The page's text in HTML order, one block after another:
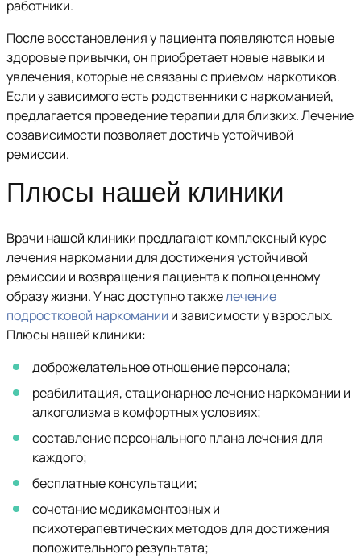
работники.
После восстановления у пациента появляются новые
здоровые привычки, он приобретает новые навыки и
увлечения, которые не связаны с приемом наркотиков.
Если у зависимого есть родственники с наркоманией,
предлагается проведение терапии для близких. Лечение
созависимости позволяет достичь устойчивой
ремиссии.
Плюсы нашей клиники
Врачи нашей клиники предлагают комплексный курс
лечения наркомании для достижения устойчивой
ремиссии и возвращения пациента к полноценному
образу жизни. У нас доступно такжелечение
подростковой наркомании и зависимости у взрослых.
Плюсы нашей клиники:
доброжелательное отношение персонала;
реабилитация, стационарное лечение наркомании и
алкоголизма в комфортных условиях;
составление персонального плана лечения для
каждого;
бесплатные консультации;
сочетание медикаментозных и
психотерапевтических методов для достижения
положительного результата;